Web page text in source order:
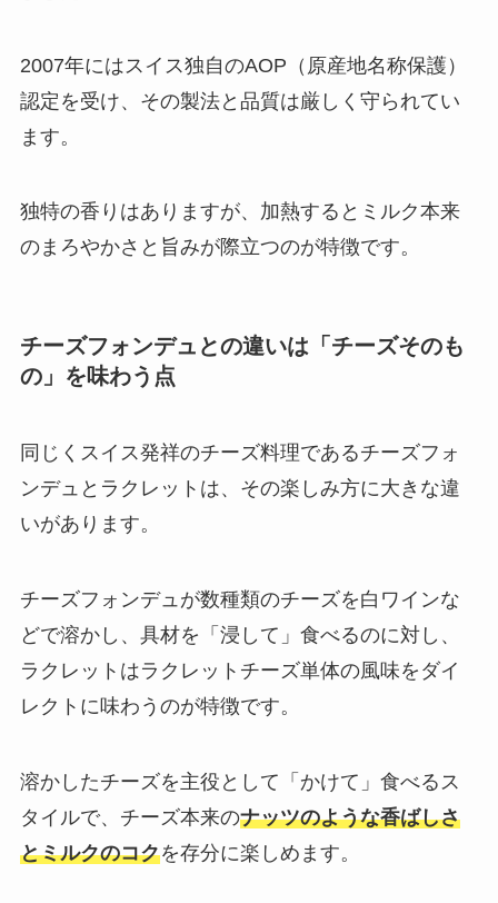
2007年にはスイス独自のAOP（原産地名称保護）
認定を受け、その製法と品質は厳しく守られてい
ます。
独特の香りはありますが、加熱するとミルク本来
のまろやかさと旨みが際立つのが特徴です。
チーズフォンデュとの違いは「チーズそのも
の」を味わう点
同じくスイス発祥のチーズ料理であるチーズフォ
ンデュとラクレットは、その楽しみ方に大きな違
いがあります。
チーズフォンデュが数種類のチーズを白ワインな
どで溶かし、具材を「浸して」食べるのに対し、
ラクレットはラクレットチーズ単体の風味をダイ
レクトに味わうのが特徴です。
溶かしたチーズを主役として「かけて」食べるス
タイルで、チーズ本来のナッツのような香ばしさ
とミルクのコクを存分に楽しめます。